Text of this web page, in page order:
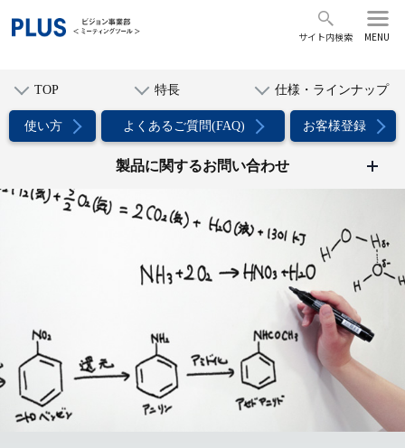
サイト内検索 MENU
TOP 特長 仕様・ラインナップ
使い方 よくあるご質問(FAQ) お客様登録
製品に関するお問い合わせ